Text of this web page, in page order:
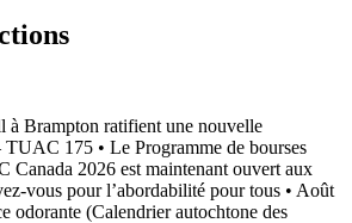
à Brampton ratifient une nouvelle
175 • Le Programme de bourses
Canada 2026 est maintenant ouvert aux
vous pour l’abordabilité pour tous • Août
odorante (Calendrier autochtone des